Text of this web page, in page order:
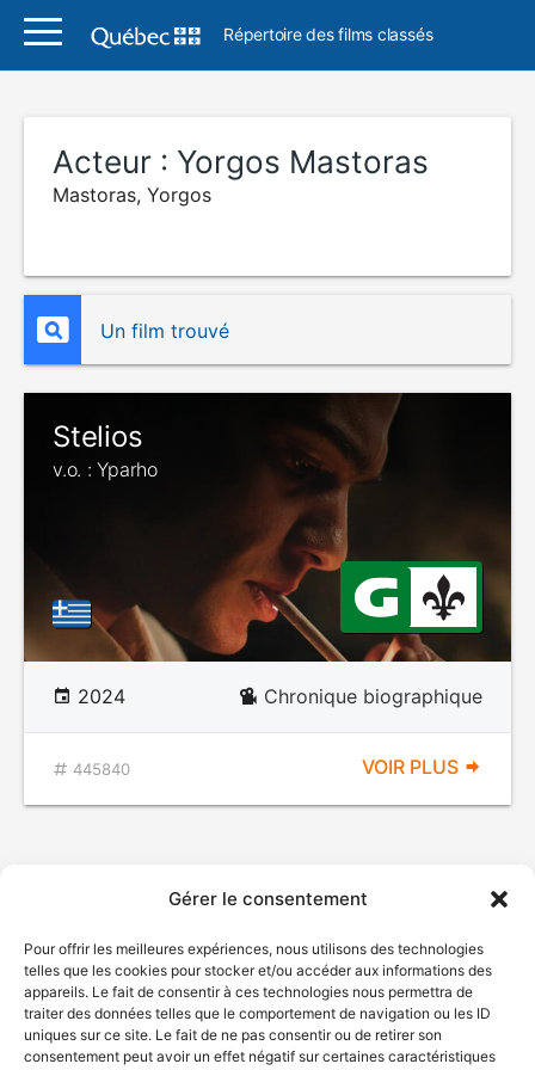
Gérer le consentement
Pour offrir les meilleures expériences, nous utilisons des technologies
telles que les cookies pour stocker et/ou accéder aux informations des
appareils. Le fait de consentir à ces technologies nous permettra de
traiter des données telles que le comportement de navigation ou les ID
uniques sur ce site. Le fait de ne pas consentir ou de retirer son
consentement peut avoir un effet négatif sur certaines caractéristiques
Répertoire des films classés
Acteur : Yorgos Mastoras
Mastoras, Yorgos
Un film trouvé
Stelios
v.o. : Yparho
2024 Chronique biographique
445840 VOIR PLUS